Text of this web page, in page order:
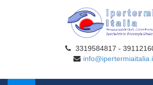
3319584817 -